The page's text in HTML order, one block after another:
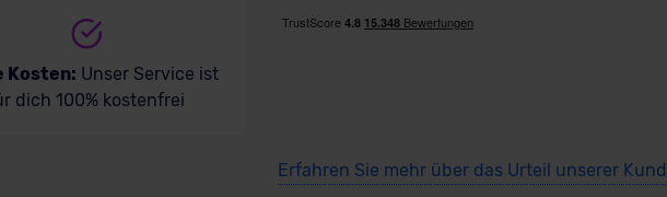
Kosten: Unser Service ist
dich 100% kostenfrei
Erfahren Sie mehr über das Urteil unserer